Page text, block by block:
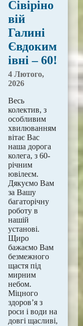
Сівіріно
вій
Галині
Євдоким
івні – 60!
4 Лютого,
2026
Весь
колектив, з
особливим
хвилюванням
вітає Вас
наша дорога
колега, з 60-
річним
ювілеєм.
Дякуємо Вам
за Вашу
багаторічну
роботу в
нашій
установі.
Щиро
бажаємо Вам
безмежного
щастя під
мирним
небом.
Міцного
здоров’я з
роси і води на
довгі щасливі,